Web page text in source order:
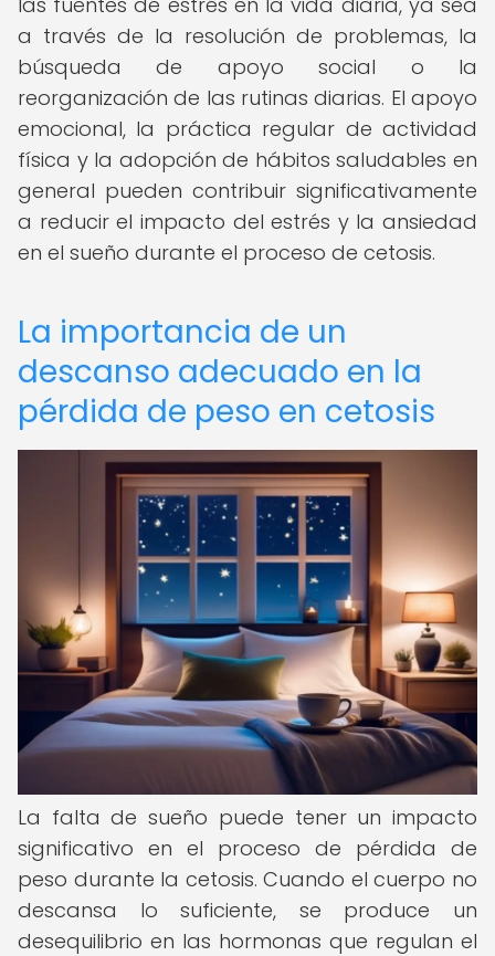
a través de la resolución de problemas, la
búsqueda de apoyo social o la
reorganización de las rutinas diarias. El apoyo
emocional, la práctica regular de actividad
física y la adopción de hábitos saludables en
general pueden contribuir significativamente
a reducir el impacto del estrés y la ansiedad
en el sueño durante el proceso de cetosis.
La importancia de un
descanso adecuado en la
pérdida de peso en cetosis
La falta de sueño puede tener un impacto
significativo en el proceso de pérdida de
peso durante la cetosis. Cuando el cuerpo no
descansa lo suficiente, se produce un
desequilibrio en las hormonas que regulan el